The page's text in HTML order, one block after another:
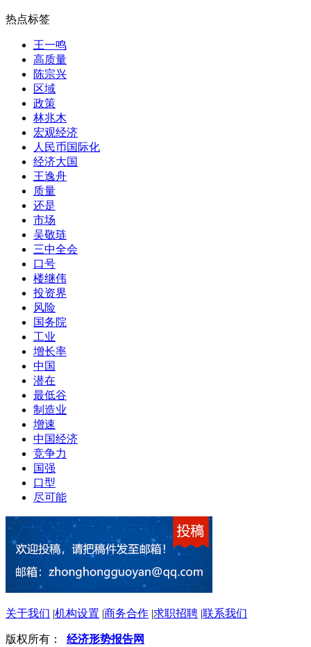
热点标签
王一鸣
高质量
陈宗兴
区域
政策
林兆木
宏观经济
人民币国际化
经济大国
王逸舟
质量
还是
市场
吴敬琏
三中全会
口号
楼继伟
投资界
风险
国务院
工业
增长率
中国
潜在
最低谷
制造业
增速
中国经济
竞争力
国强
口型
尽可能
关于我们 |机构设置 |商务合作 |求职招聘 |联系我们
版权所有： 经济形势报告网